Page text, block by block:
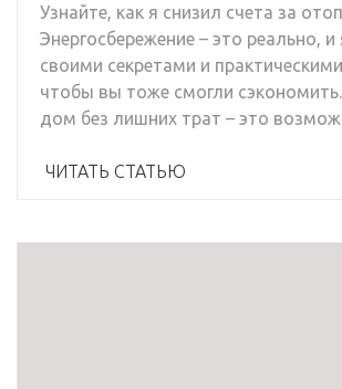
Узнайте, как я снизил счета за
Энергосбережение – это реально,
своими секретами и
чтобы вы тоже смогли
дом без лишних трат – это
ЧИТАТЬ СТАТЬЮ